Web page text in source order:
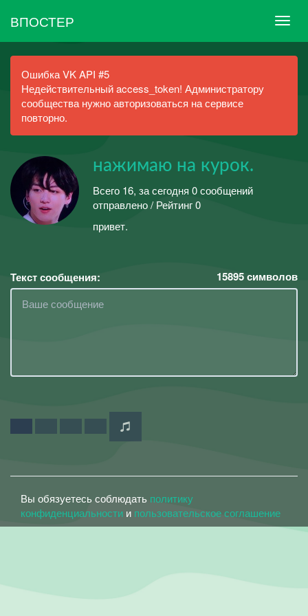
ВПОСТЕР
Ошибка VK API #5
Недействительный access_token! Администратору
сообщества нужно авторизоваться на сервисе
повторно.
ㅤㅤㅤㅤнажимаю на курок.
Всего 16, за сегодня 0 сообщений
отправлено / Рейтинг 0
привет.
Текст сообщения: 15895символов
Вы обязуетесь соблюдать политику
конфиденциальности и пользовательское соглашение